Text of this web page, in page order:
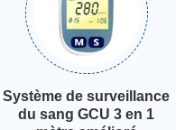
Système de surveillance
du sang GCU 3 en 1